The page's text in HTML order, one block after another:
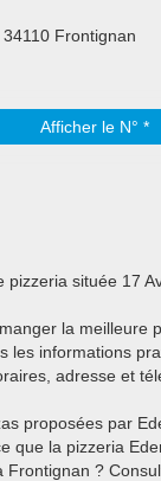
Frontignan
Afficher le N° *
pizzeria située 17
la meilleure
les informations
adresse et
proposées par
que la pizzeria
Frontignan ?